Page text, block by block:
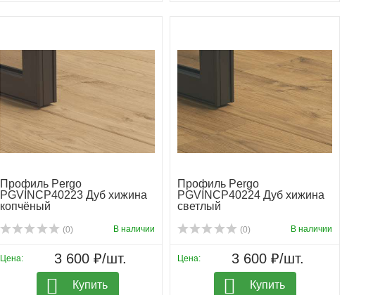
Профиль Pergo
PGVINCP40223 Дуб хижина
копчёный
(0) В наличии
Цена: 3 600 ₽/шт.
Купить
Профиль Pergo
PGVINCP40224 Дуб хижина
светлый
(0) В наличии
Цена: 3 600 ₽/шт.
Купить